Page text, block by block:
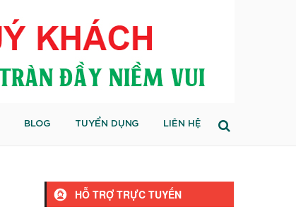
BLOG TUYỂN DỤNG LIÊN HỆ
HỖ TRỢ TRỰC TUYẾN